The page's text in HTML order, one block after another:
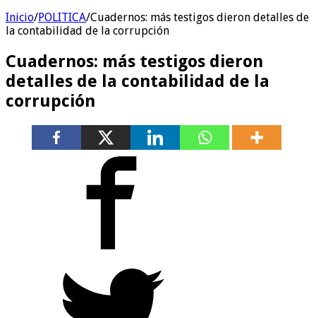
Inicio/POLITICA/Cuadernos: más testigos dieron detalles de
la contabilidad de la corrupción
Cuadernos: más testigos dieron
detalles de la contabilidad de la
corrupción